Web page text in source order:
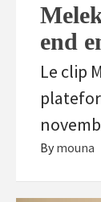
end
Le clip
By mouna